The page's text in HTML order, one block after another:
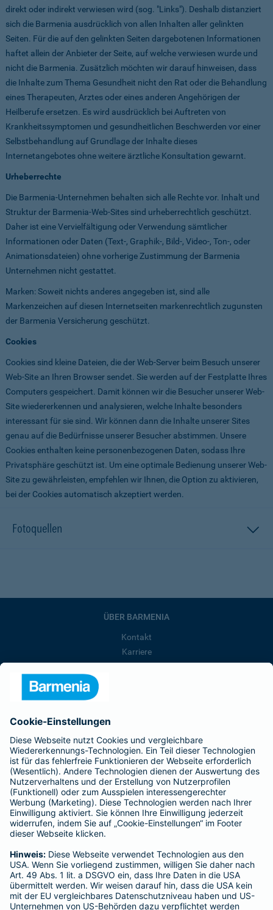
direkt oder indirekt verwiesen wird (sog. "Links"). Deshalb distanziert
sich die Barmenia ausdrücklich von allen Inhalten aller gelinkten
Seiten. Für die auf den gelinkten Seiten dargebotenen Informationen
haftet allein der Anbieter der Seite, auf welche verwiesen wurde und
nicht die Barmenia. Zusätzlich möchten wir darauf hinweisen, dass
die Inhalte zum Thema Gesundheit nicht den Rat oder die Behandlung
eines Therapeuten, Arztes oder eines anderen Angehörigen der
Heilberufe ersetzen. Es wird ausdrücklich bei Auftreten von
Krankheitssymptomen und gesundheitlichen Beschwerden vor einer
Selbstbehandlung auf Grundlage der Inhalte dieses
Internetangebotes ohne weitere ärztliche Konsultation gewarnt.
Urheberrechte
Die Barmenia-Unternehmen behalten sich alle Rechte vor. Inhalt und
Struktur der Barmenia-Web-Sites sind urheberrechtlich geschützt.
Daher ist eine Vervielfältigung oder Verwendung sämtlicher
Informationen oder Daten (Text-, Graphik-, Bild-, Video-, Ton-, oder
Animationsdateien) ohne vorherige Zustimmung der Barmenia
Unternehmen nicht gestattet.
Marken: Soweit nichts anderes angegeben ist, sind alle
Markenzeichen auf diesen Internetseiten markenrechtlich zugunsten
der Barmenia Versicherung geschützt.
Cookies
Cookies sind kleine Dateien, die der Web-Server beim Besuch unserer
Web-Site an Ihren Browser sendet. Sie werden auf der Festplatte Ihres
Computers gespeichert. Damit können wir die Besucher unserer Web-
Site wiedererkennen und analysieren, welche Inhalte besonders
interessant für sie sind. Wir können dann die Inhalte unserer Sites
genau auf die Bedürfnisse unserer Besucher abstimmen. Unsere
Cookies enthalten keine personenbezogenen Daten, sodass Ihre
Privatsphäre geschützt ist. Um eine optimale Bedienung unserer Web-
Site zu gewährleisten, empfehlen wir Ihnen, die Option zu aktivieren,
bei der Cookies automatisch akzeptiert werden.
Fotoquellen
ÜBER BARMENIA
Kontakt
Karriere
Barmenia ist Teil der BarmeniaGothaer
BELIEBTE SEITEN
Kranken-Zusatzversicherung
Tierversicherungen
Haftpflichtversicherung
Hausratversicherung
Adresse ändern
Schaden melden
Kilometerstandsmeldung
Serviceübersicht